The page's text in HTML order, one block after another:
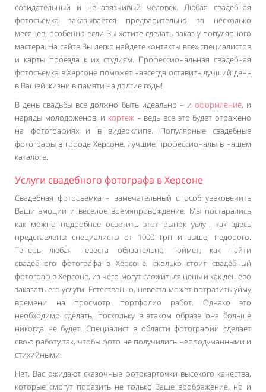
созидательный и ненавязчивый человек. Любая свадебная
фотосъемка заказывается предварительно за несколько
месяцев, особенно если Вы хотите сделать заказ у популярного
мастера. На сайте Вы легко найдете контакты всех специалистов
и карты проезда к их студиям. Профессиональная свадебная
фотосъемка в Херсоне поможет навсегда оставить лучший день
в Вашей жизни в памяти на долгие годы!
В день свадьбы все должно быть идеально – и оформление, и
наряды молодоженов, и кортеж – ведь все это будет отражено
на фотографиях и в видеоклипе. Популярные свадебные
фотографы в городе Херсоне, лучшие профессионалы в нашем
каталоге.
Услуги свадебного фотографа в Херсоне
Свадебная фотосъемка – замечательный способ увековечить
Ваши эмоции и веселое времяпровождение. Мы постарались
как можно подробнее осветить этот рынок услуг, так здесь
представлены специалисты от 1000 грн и выше, недорого.
Теперь любая невеста обязательно поймет, как найти
свадебного фотографа в Херсоне, сколько стоит свадебный
фотограф в Херсоне, из чего могут сложиться цены и как дешево
заказать его услуги. Естественно, невеста может потратить уйму
времени на просмотр портфолио работ. Однако это
необходимо сделать, поскольку в этаком образе она больше
никогда не будет. Специалист в области фотографии сделает
свою работу так, чтобы фото не получились непродуманными и
стихийными.
Нет, Вас ожидают сказочные фотокарточки высокого качества,
которые смогут поразить не только Ваше воображение, но и